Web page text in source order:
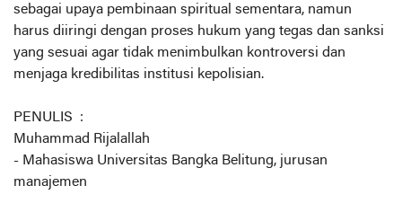
sebagai upaya pembinaan spiritual sementara, namun
harus diiringi dengan proses hukum yang tegas dan sanksi
yang sesuai agar tidak menimbulkan kontroversi dan
menjaga kredibilitas institusi kepolisian.
PENULIS :
Muhammad Rijalallah
- Mahasiswa Universitas Bangka Belitung, jurusan
manajemen